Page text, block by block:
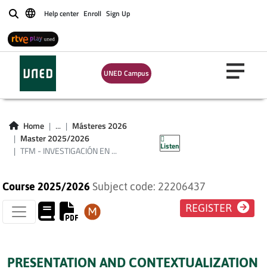
BuscarHelp center Enroll Sign Up
UNED Campus
Home ...
Másteres 2026
Master 2025/2026
TFM - INVESTIGACIÓN EN ...
Listen
TFM -
INVESTIGACIÓN EN
ALTERACIONES DEL
DESARROLLO PLAN
2016
Course 2025/2026 Subject code: 22206437
REGISTER
PRESENTATION AND CONTEXTUALIZATION